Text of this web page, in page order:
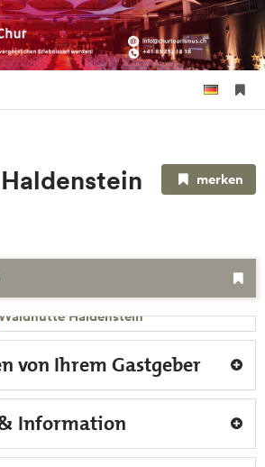
merken
von Ihrem Gastgeber
Information